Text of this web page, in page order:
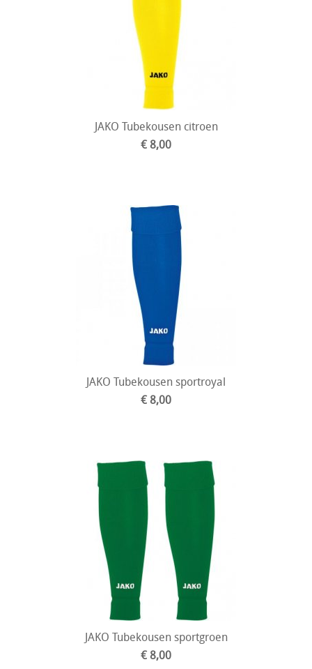
JAKO Tubekousen citroen
€ 8,00
JAKO Tubekousen sportroyal
€ 8,00
JAKO Tubekousen sportgroen
€ 8,00